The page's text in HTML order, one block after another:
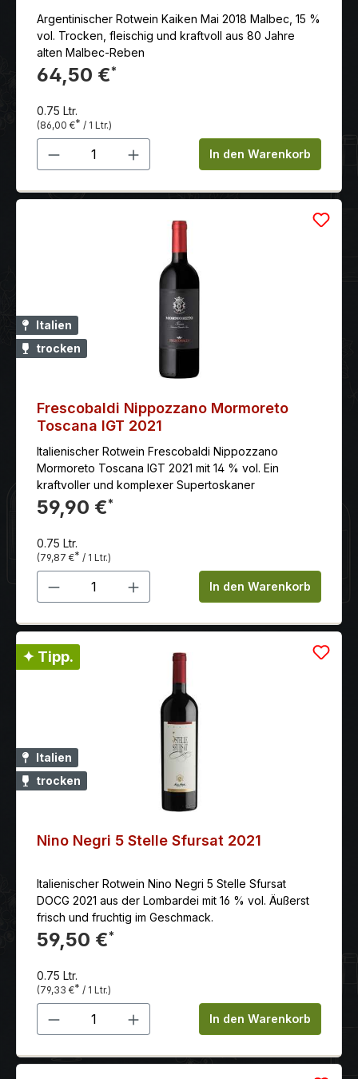
Argentinischer Rotwein Kaiken Mai 2018 Malbec, 15 %
vol. Trocken, fleischig und kraftvoll aus 80 Jahre
alten Malbec-Reben
64,50 €*
0.75 Ltr.
(86,00 €* / 1 Ltr.)
Produkt Anzahl: Gib denIn den Warenkorb
Italien
trocken
Frescobaldi Nippozzano Mormoreto
Toscana IGT 2021
Italienischer Rotwein Frescobaldi Nippozzano
Mormoreto Toscana IGT 2021 mit 14 % vol. Ein
kraftvoller und komplexer Supertoskaner
59,90 €*
0.75 Ltr.
(79,87 €* / 1 Ltr.)
Produkt Anzahl: Gib denIn den Warenkorb
✦ Tipp.
Italien
trocken
Nino Negri 5 Stelle Sfursat 2021
Italienischer Rotwein Nino Negri 5 Stelle Sfursat
DOCG 2021 aus der Lombardei mit 16 % vol. Äußerst
frisch und fruchtig im Geschmack.
59,50 €*
0.75 Ltr.
(79,33 €* / 1 Ltr.)
Produkt Anzahl: Gib denIn den Warenkorb